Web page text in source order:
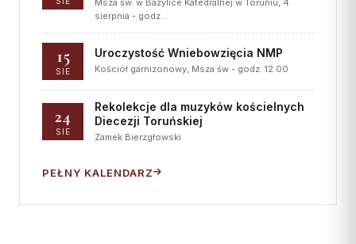
Msza św. w Bazylice Katedralnej w Toruniu, 4
sierpnia - godz…
15
SIE
Uroczystość Wniebowzięcia NMP
Kościół garnizonowy, Msza św - godz. 12.00
24
SIE
Rekolekcje dla muzyków kościelnych
Diecezji Toruńskiej
Zamek Bierzgłowski
PEŁNY KALENDARZ